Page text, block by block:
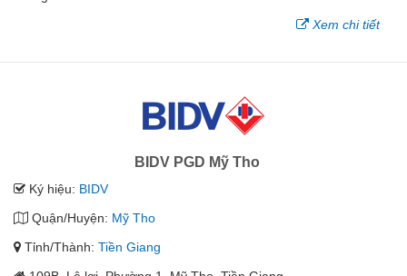
Xem chi tiết
BIDV PGD Mỹ Tho
Ký hiệu: BIDV
Quận/Huyện: Mỹ Tho
Tỉnh/Thành: Tiền Giang